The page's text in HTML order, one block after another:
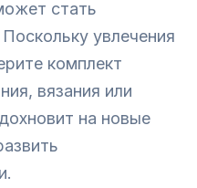
стать
увлечения
комплект
вязания или
на новые